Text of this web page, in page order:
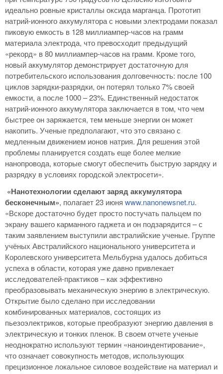
идеально ровные кристаллы оксида марганца. Прототип
натрий-ионного аккумулятора с новыми электродами показал
пиковую емкость в 128 миллиампер-часов на грамм
материала электрода, что превосходит предыдущий
«рекорд» в 80 миллиампер-часов на грамм. Кроме того,
новый аккумулятор демонстрирует достаточную для
потребительского использования долговечность: после 100
циклов зарядки-разрядки, он потерял только 7% своей
емкости, а после 1000 – 23%. Единственный недостаток
натрий-ионного аккумулятора заключается в том, что чем
быстрее он заряжается, тем меньше энергии он может
накопить. Ученые предполагают, что это связано с
медленным движением ионов натрия. Для решения этой
проблемы планируется создать еще более мелкие
нанопровода, которые смогут обеспечить быструю зарядку и
разрядку в условиях городской электросети».
«Нанотехнологии сделают заряд аккумулятора
бесконечным», полагает 23 июня www.nanonewsnet.ru.
«Вскоре достаточно будет просто постучать пальцем по
экрану вашего карманного гаджета и он подзарядится – с
таким заявлением выступили австралийские ученые. Группе
учёных Австралийского национального университета и
Королевского университета Мельбурна удалось добиться
успеха в области, которая уже давно привлекает
исследователей-практиков – как эффективно
преобразовывать механическую энергию в электрическую.
Открытие было сделано при исследовании
комбинированных материалов, состоящих из
пьезоэлектриков, которые преобразуют энергию давления в
электрическую и тонких пленок. В своем отчете ученые
неоднократно используют термин «наноиндентирование»,
что означает совокупность методов, использующих
прецизионное локальное силовое воздействие на материал и